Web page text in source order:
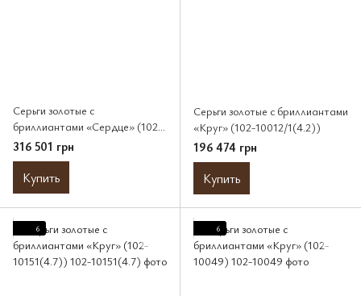
Серьги золотые с
бриллиантами «Сердце» (102-
10190(0.30)HRT)
316 501 грн
Купить
Серьги золотые с бриллиантами
«Круг» (102-10012/1(4.2))
196 474 грн
Купить
6 6